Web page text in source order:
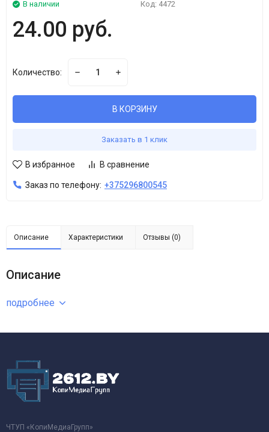
В наличии Код: 4472
24.00 руб.
Количество:
В КОРЗИНУ
Заказать в 1 клик
В избранное В сравнение
Заказ по телефону: +375296800545
Описание Характеристики Отзывы (0)
Описание
подробнее
ЧТУП «КопиМедиаГрупп»